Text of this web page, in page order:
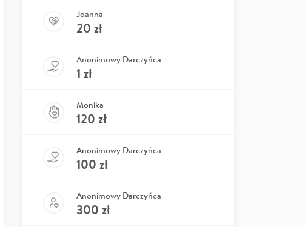
Joanna
20 zł
Anonimowy Darczyńca
1 zł
Monika
120 zł
Anonimowy Darczyńca
100 zł
Anonimowy Darczyńca
300 zł